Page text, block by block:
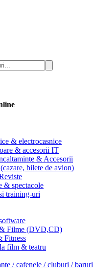
& electrocasnice
& accesorii IT
& Accesorii
bilete de avion)
& spectacole
training-uri
Filme (DVD,CD)
Fitness
film & teatru
/ cafenele / cluburi / baruri